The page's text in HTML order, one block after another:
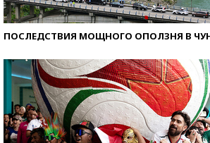
ПОСЛЕДСТВИЯ МОЩНОГО ОПОЛЗНЯ В